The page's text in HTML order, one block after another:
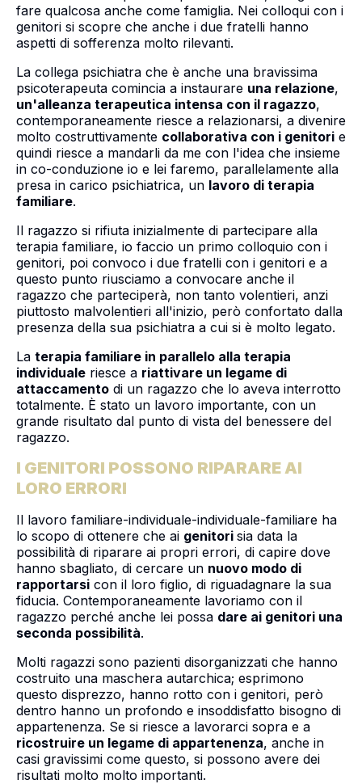
fare qualcosa anche come famiglia. Nei colloqui con i
genitori si scopre che anche i due fratelli hanno
aspetti di sofferenza molto rilevanti.
La collega psichiatra che è anche una bravissima
psicoterapeuta comincia a instaurare una relazione,
un'alleanza terapeutica intensa con il ragazzo,
contemporaneamente riesce a relazionarsi, a divenire
molto costruttivamente collaborativa con i genitori e
quindi riesce a mandarli da me con l'idea che insieme
in co-conduzione io e lei faremo, parallelamente alla
presa in carico psichiatrica, un lavoro di terapia
familiare.
Il ragazzo si rifiuta inizialmente di partecipare alla
terapia familiare, io faccio un primo colloquio con i
genitori, poi convoco i due fratelli con i genitori e a
questo punto riusciamo a convocare anche il
ragazzo che parteciperà, non tanto volentieri, anzi
piuttosto malvolentieri all'inizio, però confortato dalla
presenza della sua psichiatra a cui si è molto legato.
La terapia familiare in parallelo alla terapia
individuale riesce a riattivare un legame di
attaccamento di un ragazzo che lo aveva interrotto
totalmente. È stato un lavoro importante, con un
grande risultato dal punto di vista del benessere del
ragazzo.
I GENITORI POSSONO RIPARARE AI
LORO ERRORI
Il lavoro familiare-individuale-individuale-familiare ha
lo scopo di ottenere che ai genitori sia data la
possibilità di riparare ai propri errori, di capire dove
hanno sbagliato, di cercare un nuovo modo di
rapportarsi con il loro figlio, di riguadagnare la sua
fiducia. Contemporaneamente lavoriamo con il
ragazzo perché anche lei possa dare ai genitori una
seconda possibilità.
Molti ragazzi sono pazienti disorganizzati che hanno
costruito una maschera autarchica; esprimono
questo disprezzo, hanno rotto con i genitori, però
dentro hanno un profondo e insoddisfatto bisogno di
appartenenza. Se si riesce a lavorarci sopra e a
ricostruire un legame di appartenenza, anche in
casi gravissimi come questo, si possono avere dei
risultati molto molto importanti.